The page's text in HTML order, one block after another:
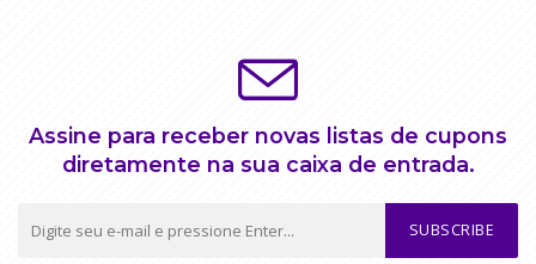
Assine para receber novas listas de cupons
diretamente na sua caixa de entrada.
SUBSCRIBE